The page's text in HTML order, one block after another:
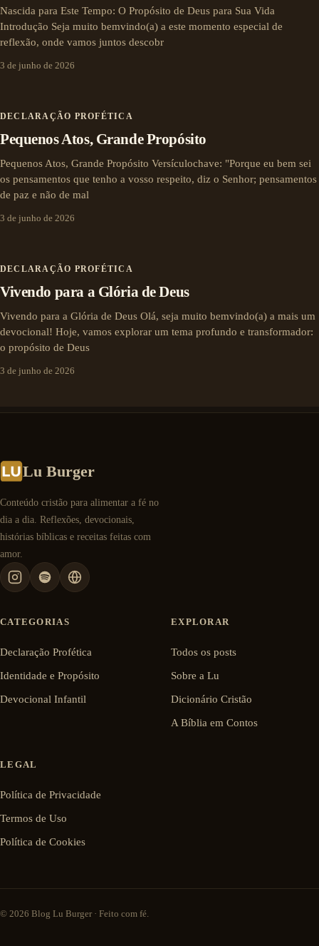
Nascida para Este Tempo: O Propósito de Deus para Sua Vida
Introdução Seja muito bemvindo(a) a este momento especial de
reflexão, onde vamos juntos descobr
3 de junho de 2026
DECLARAÇÃO PROFÉTICA
Pequenos Atos, Grande Propósito
Pequenos Atos, Grande Propósito Versículochave: "Porque eu bem sei
os pensamentos que tenho a vosso respeito, diz o Senhor; pensamentos
de paz e não de mal
3 de junho de 2026
DECLARAÇÃO PROFÉTICA
Vivendo para a Glória de Deus
Vivendo para a Glória de Deus Olá, seja muito bemvindo(a) a mais um
devocional! Hoje, vamos explorar um tema profundo e transformador:
o propósito de Deus
3 de junho de 2026
Lu Burger
Conteúdo cristão para alimentar a fé no
dia a dia. Reflexões, devocionais,
histórias bíblicas e receitas feitas com
amor.
CATEGORIAS
Declaração Profética
Identidade e Propósito
Devocional Infantil
EXPLORAR
Todos os posts
Sobre a Lu
Dicionário Cristão
A Bíblia em Contos
LEGAL
Política de Privacidade
Termos de Uso
Política de Cookies
© 2026 Blog Lu Burger · Feito com fé.